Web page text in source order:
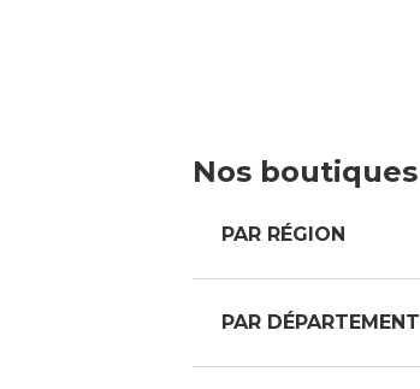
Nos boutiques
PAR RÉGION
PAR DÉPARTEMENT